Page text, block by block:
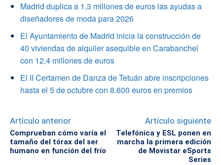
Madrid duplica a 1,3 millones de euros las ayudas a
diseñadores de moda para 2026
El Ayuntamiento de Madrid inicia la construcción de
40 viviendas de alquiler asequible en Carabanchel
con 12,4 millones de euros
El II Certamen de Danza de Tetuán abre inscripciones
hasta el 5 de octubre con 8.600 euros en premios
Artículo anterior
Comprueban cómo varía el
tamaño del tórax del ser
humano en función del frío
Artículo siguiente
Telefónica y ESL ponen en
marcha la primera edición
de Movistar eSports
Series